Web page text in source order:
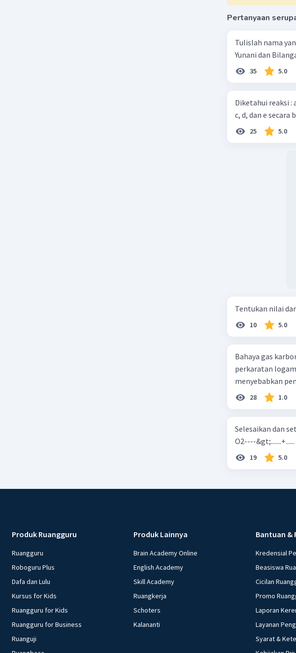
Pertanyaan
Tulislah nama
Yunani dan
35 5.0
Diketahui reaksi :
c, d, dan e
25 5.0
Tentukan nilai
10 5.0
Bahaya gas karbon
perkaratan logam b. mengurangi kadar CO2 di udara c. merusak lapisan ozon d.
28 1.0
Selesaikan dan
O2----&gt;.......+......
19 5.0
Produk Ruangguru
Ruangguru
Roboguru Plus
Dafa dan Lulu
Kursus for Kids
Ruangguru for Kids
Ruangguru for Business
Ruanguji
Produk Lainnya
Brain Academy Online
English Academy
Skill Academy
Ruangkerja
Schoters
Kalananti
Bantuan &
Kredensial
Beasiswa
Cicilan
Promo
Laporan
Layanan
Syarat &